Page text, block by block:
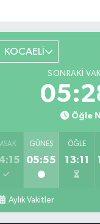
KOCAELİ
SONRAKI
Öğle
GÜNEŞ
05:55
ÖĞLE
13:11
Aylık Vakitler